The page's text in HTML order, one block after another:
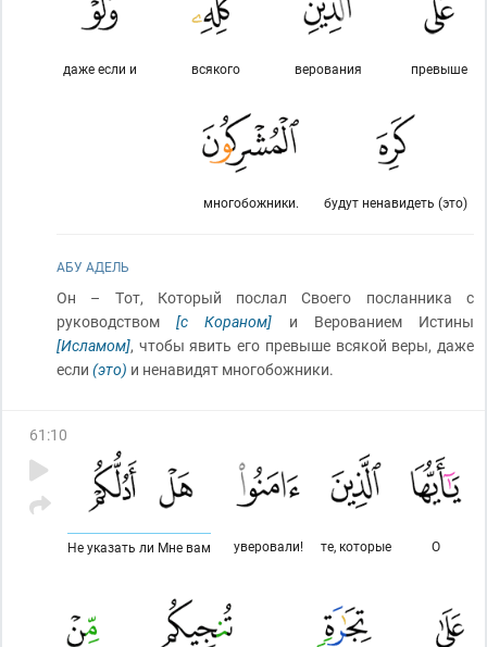
превыше
верования
всякого
даже если и
будут ненавидеть (это)
многобожники.
АБУ АДЕЛЬ
Он – Тот, Который послал Своего посланника с
руководством[с Кораном] и Верованием Истины
[Исламом], чтобы явить его превыше всякой веры, даже
если (это) и ненавидят многобожники.
61 :10
О
те, которые
уверовали!
Не указать ли Мне вам